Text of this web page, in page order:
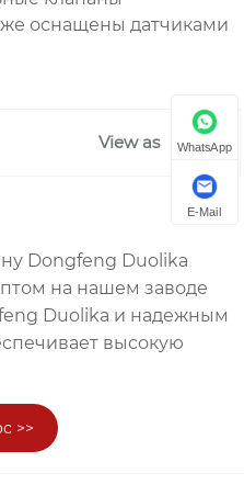
оснащены датчиками
View as
Dongfeng Duolika
на нашем заводе
Duolika и надежным
высокую
>>
WhatsApp
E-Mail